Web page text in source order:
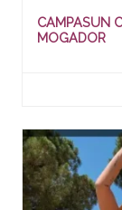
CAMPASUN
MOGADOR